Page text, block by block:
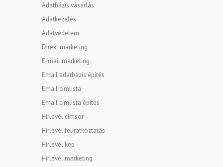
Adatbázis vásárlás
Adatkezelés
Adatvédelem
Direkt marketing
E-mail marketing
Email adatbázis építés
Email címlista
Email címlista építés
Hírlevél címsor
Hírlevél feliratkoztatás
Hírlevél kép
Hírlevél marketing